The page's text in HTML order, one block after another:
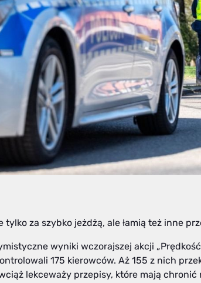
tylko za szybko jeżdżą, ale łamią też inne
wyniki wczorajszej akcji
175 kierowców. Aż 155 z nich
lekceważy przepisy, które mają chronić